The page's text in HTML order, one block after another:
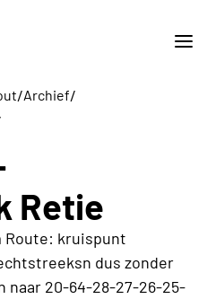
/Archief/
Retie
Route: kruispunt
dus zonder
naar 20-64-28-27-26-25-